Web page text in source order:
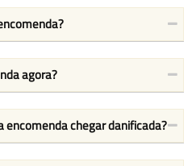
agora?
encomenda chegar danificada?